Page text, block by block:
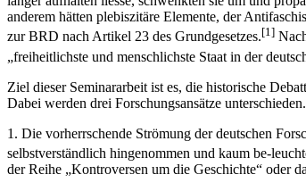
anderem hätten plebiszitäre Elemente, der
zur BRD nach Artikel 23 des Grundgesetzes.[1]
„freiheitlichste und menschlichste Staat in der
Ziel dieser Seminararbeit ist es, die historische
Dabei werden drei Forschungsansätze
1. Die vorherrschende Strömung der deutschen
selbstverständlich hingenommen und kaum be-
der Reihe „Kontroversen um die Geschichte“ oder